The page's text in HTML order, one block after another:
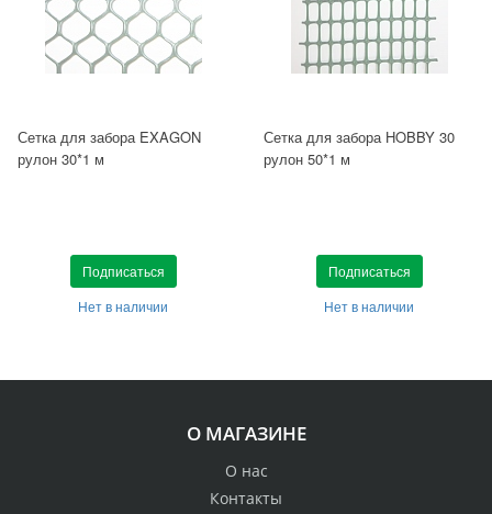
Сетка для забора EXAGON
рулон 30*1 м
Подписаться
Нет в наличии
Сетка для забора HOBBY 30
рулон 50*1 м
Подписаться
Нет в наличии
О МАГАЗИНЕ
О нас
Контакты